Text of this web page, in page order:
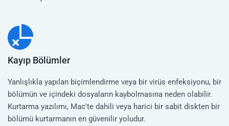
Kayıp Bölümler
Yanlışlıkla yapılan biçimlendirme veya bir virüs enfeksiyonu, bir
bölümün ve içindeki dosyaların kaybolmasına neden olabilir.
Kurtarma yazılımı, Mac'te dahili veya harici bir sabit diskten bir
bölümü kurtarmanın en güvenilir yoludur.